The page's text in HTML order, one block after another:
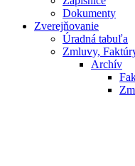
Dokumenty
Zverejňovanie
Úradná tabuľa
Zmluvy,
Archív